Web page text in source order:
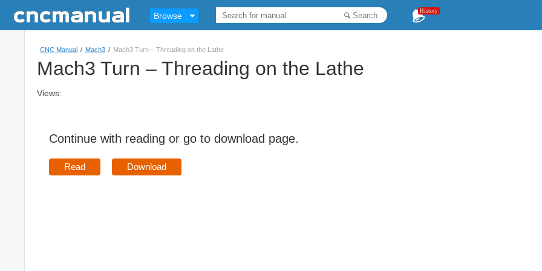
Browse Search History
CNC Manual / Mach3 / Mach3 Turn – Threading on the Lathe
Mach3 Turn – Threading on the Lathe
Views:
Continue with reading or go to download page.
Read Download